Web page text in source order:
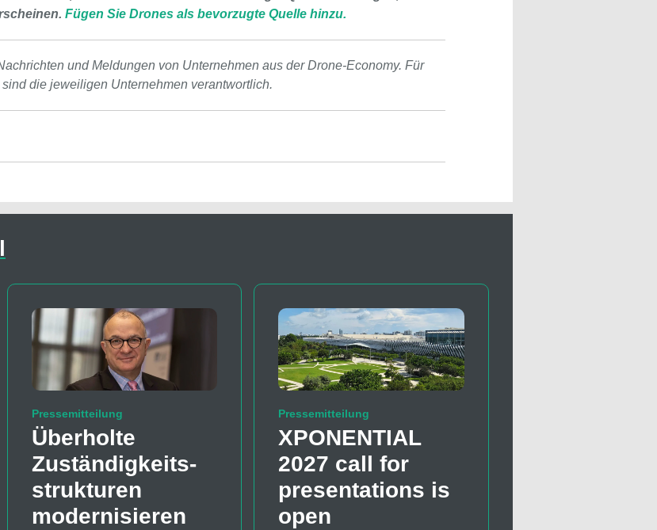
Fügen Sie Drones als bevorzugte Quelle hinzu.
und Meldungen von Unternehmen aus der Drone-Economy. Für
die jeweiligen Unternehmen verantwortlich.
Pressemitteilung
Überholte
Zuständigkeits­
strukturen
modernisieren
Pressemitteilung
XPONENTIAL
2027 call for
presentations is
open